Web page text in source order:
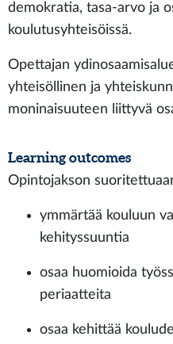
demokratia, tasa-arvo ja
koulutusyhteisöissä.
Opettajan
yhteisöllinen ja
moninaisuuteen liittyvä
Learning outcomes
Opintojakson
ymmärtää kouluun
kehityssuuntia
osaa huomioida
periaatteita
osaa kehittää